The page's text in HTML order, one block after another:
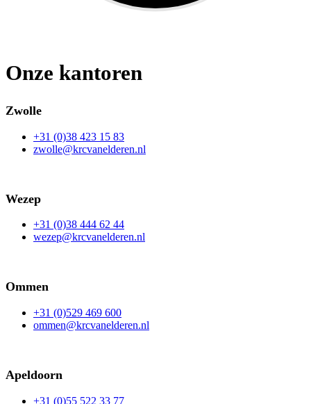
Onze kantoren
Zwolle
+31 (0)38 423 15 83
zwolle@krcvanelderen.nl
Wezep
+31 (0)38 444 62 44
wezep@krcvanelderen.nl
Ommen
+31 (0)529 469 600
ommen@krcvanelderen.nl
Apeldoorn
+31 (0)55 522 33 77